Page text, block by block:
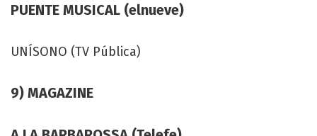
PUENTE MUSICAL (elnueve)
UNÍSONO (TV Pública)
9) MAGAZINE